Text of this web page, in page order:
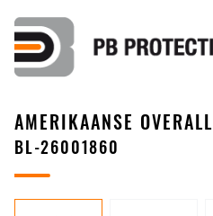
AMERIKAANSE OVERALL
BL-26001860